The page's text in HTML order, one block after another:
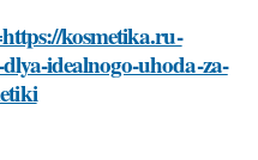
kosmetika.ru-
idealnogo-uhoda-za-